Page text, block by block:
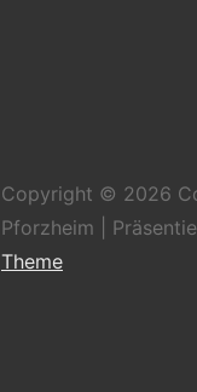
Copyright © 2026
Pforzheim
|
Theme